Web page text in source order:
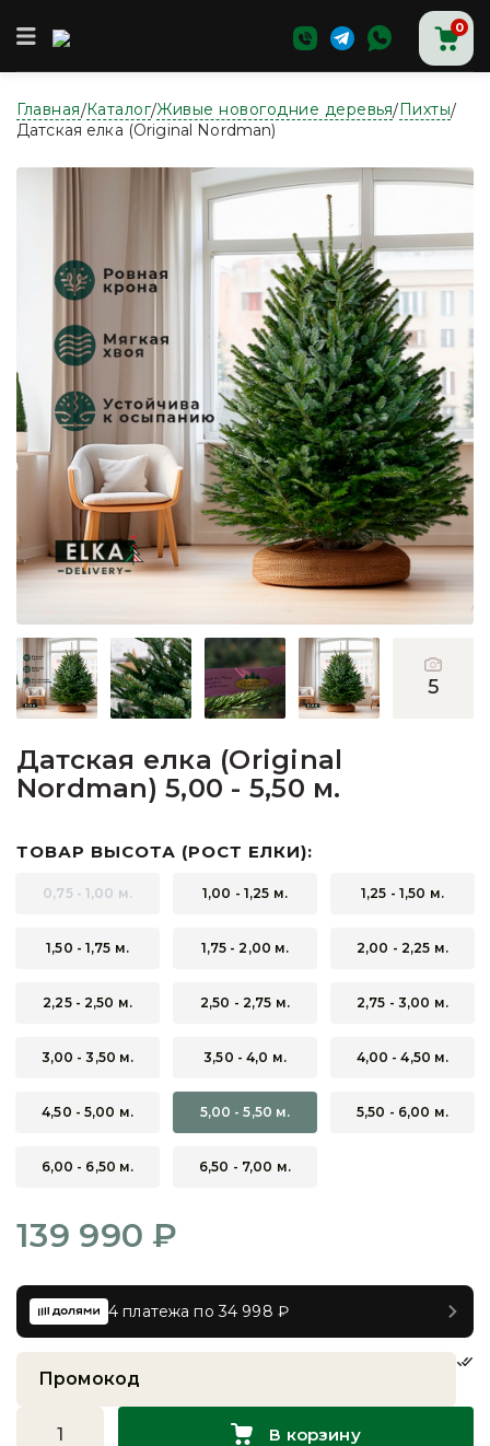
0
Главная
Магазин
Доставка и оплата
Контакты
Аксессуары для новогодних ёлок
Ёлки
Ёлки в горшке
Живые новогодние деревья
Пихты
Подарочные ёлочки
Прочее
Сосны
Главная/Каталог/Живые новогодние деревья/Пихты/
Датская елка (Original Nordman)
5
Датская елка (Original
Nordman) 5,00 - 5,50 м.
ТОВАР ВЫСОТА (РОСТ ЕЛКИ):
0,75 - 1,00 м. 1,00 - 1,25 м. 1,25 - 1,50 м.
1,50 - 1,75 м. 1,75 - 2,00 м. 2,00 - 2,25 м.
2,25 - 2,50 м. 2,50 - 2,75 м. 2,75 - 3,00 м.
3,00 - 3,50 м. 3,50 - 4,0 м. 4,00 - 4,50 м.
4,50 - 5,00 м. 5,00 - 5,50 м. 5,50 - 6,00 м.
6,00 - 6,50 м. 6,50 - 7,00 м.
139 990 ₽
4 платежа по 34 998 ₽
В корзину